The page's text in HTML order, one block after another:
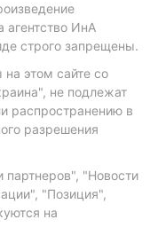
ИнА
строго запрещены.
этом сайте со
не подлежат
распространению в
разрешения
"Новости
"Позиция",
на